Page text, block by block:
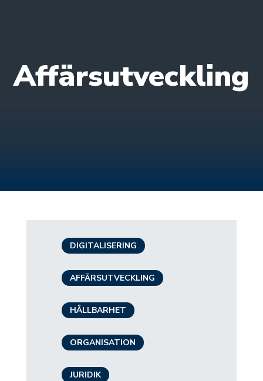
Affärsutveckling
DIGITALISERING
AFFÄRSUTVECKLING
HÅLLBARHET
ORGANISATION
JURIDIK